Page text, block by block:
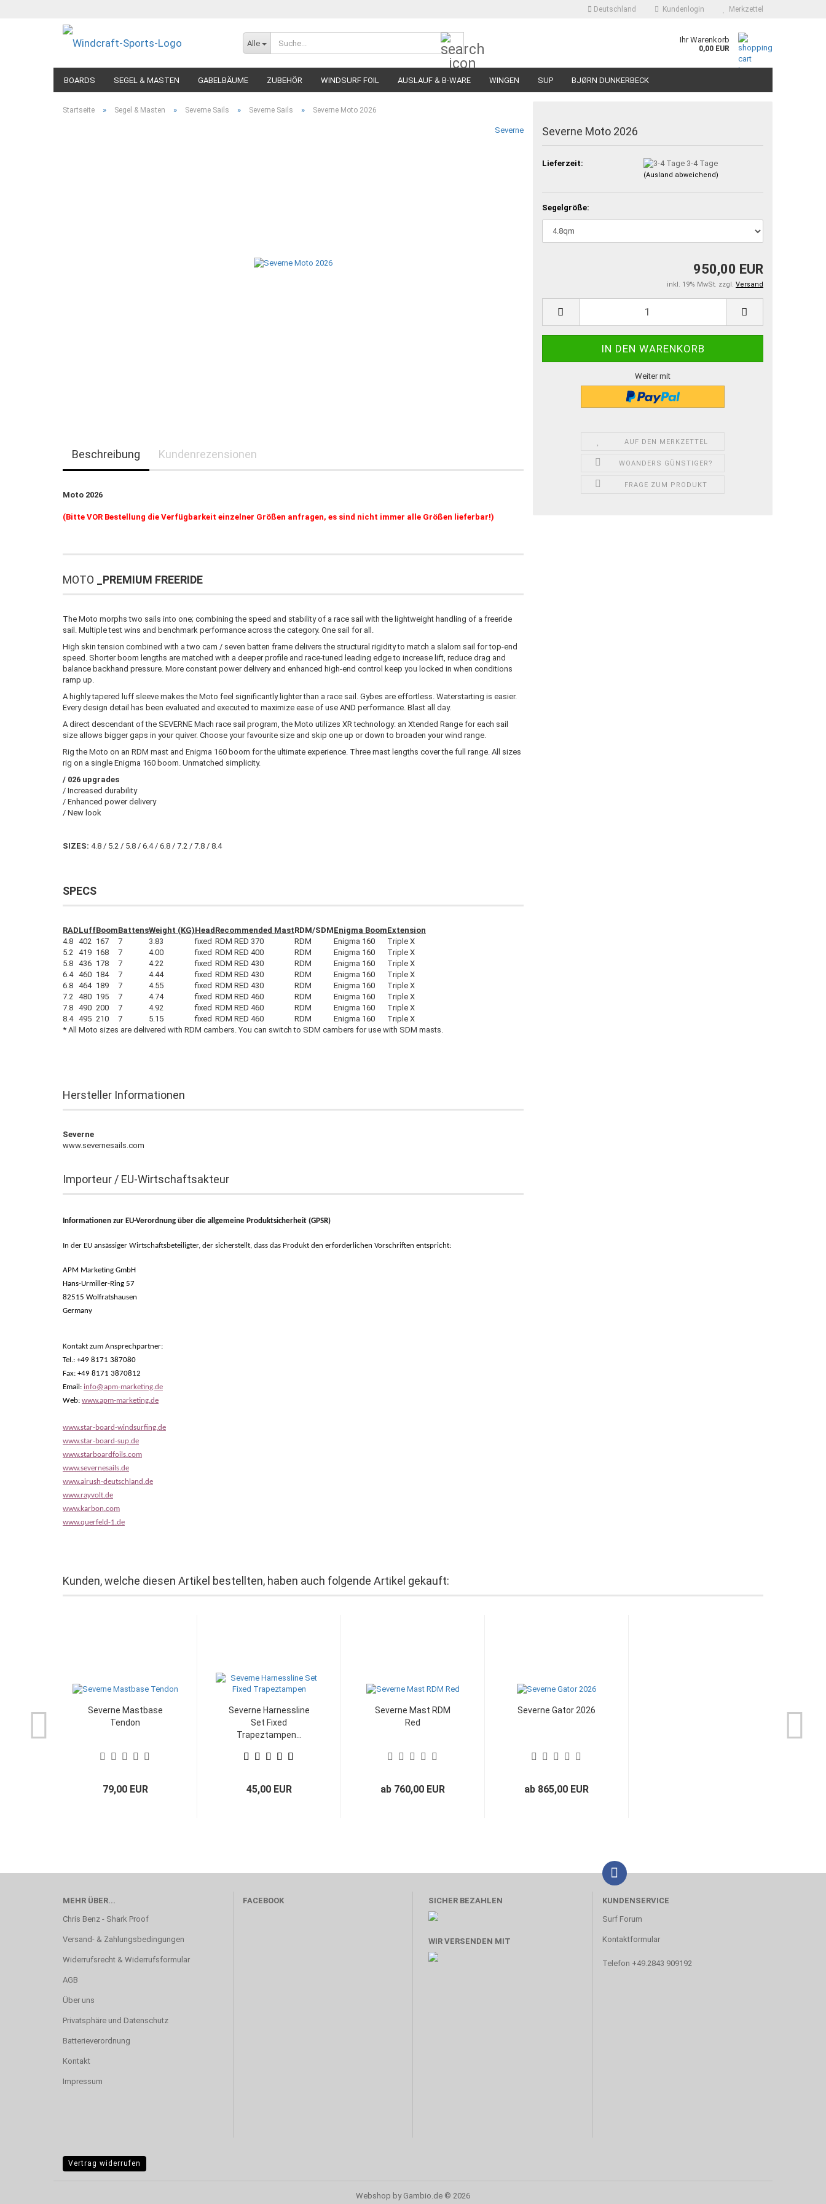
Deutschland Kundenlogin Merkzettel
Alle Ihr Warenkorb
0,00 EUR
BOARDS SEGEL & MASTEN GABELBÄUME ZUBEHÖR WINDSURF FOIL AUSLAUF & B-WARE WINGEN SUP BJØRN DUNKERBECK
Startseite » Segel & Masten » Severne Sails » Severne Sails » Severne Moto 2026
Severne Severne Moto 2026
Lieferzeit: 3-4 Tage
(Ausland abweichend)
Segelgröße:
950,00 EUR
inkl. 19% MwSt. zzgl. Versand
Weiter mit
AUF DEN MERKZETTEL
WOANDERS GÜNSTIGER?
FRAGE ZUM PRODUKT
Beschreibung Kundenrezensionen
Moto 2026
(Bitte VOR Bestellung die Verfügbarkeit einzelner Größen anfragen, es sind nicht immer alle Größen lieferbar!)
MOTO _PREMIUM FREERIDE
The Moto morphs two sails into one; combining the speed and stability of a race sail with the lightweight handling of a freeride
sail. Multiple test wins and benchmark performance across the category. One sail for all.
High skin tension combined with a two cam / seven batten frame delivers the structural rigidity to match a slalom sail for top-end
speed. Shorter boom lengths are matched with a deeper profile and race-tuned leading edge to increase lift, reduce drag and
balance backhand pressure. More constant power delivery and enhanced high-end control keep you locked in when conditions
ramp up.
A highly tapered luff sleeve makes the Moto feel significantly lighter than a race sail. Gybes are effortless. Waterstarting is easier.
Every design detail has been evaluated and executed to maximize ease of use AND performance. Blast all day.
A direct descendant of the SEVERNE Mach race sail program, the Moto utilizes XR technology: an Xtended Range for each sail
size allows bigger gaps in your quiver. Choose your favourite size and skip one up or down to broaden your wind range.
Rig the Moto on an RDM mast and Enigma 160 boom for the ultimate experience. Three mast lengths cover the full range. All sizes
rig on a single Enigma 160 boom. Unmatched simplicity.
/ 026 upgrades
/ Increased durability
/ Enhanced power delivery
/ New look
SIZES: 4.8 / 5.2 / 5.8 / 6.4 / 6.8 / 7.2 / 7.8 / 8.4
SPECS
RADLuffBoomBattensWeight (KG)Head Recommended MastRDM/SDMEnigma BoomExtension
4.8 402 167 7 3.83 fixed RDM RED 370 RDM Enigma 160
Triple X
5.2 419 168 7 4.00 fixed RDM RED 400 RDM Enigma 160
Triple X
5.8 436 178 7 4.22 fixed RDM RED 430 RDM Enigma 160
Triple X
6.4 460 184 7 4.44 fixed RDM RED 430 RDM Enigma 160
Triple X
6.8 464 189 7 4.55 fixed RDM RED 430 RDM Enigma 160
Triple X
7.2 480 195 7 4.74 fixed RDM RED 460 RDM Enigma 160
Triple X
7.8 490 200 7 4.92 fixed RDM RED 460 RDM Enigma 160
Triple X
8.4 495 210 7 5.15 fixed RDM RED 460 RDM Enigma 160
Triple X
* All Moto sizes are delivered with RDM cambers. You can switch to SDM cambers for use with SDM masts.
Hersteller Informationen
Severne
www.severnesails.com
Importeur / EU-Wirtschaftsakteur
Informationen zur EU-Verordnung über die allgemeine Produktsicherheit (GPSR)
In der EU ansässiger Wirtschaftsbeteiligter, der sicherstellt, dass das Produkt den erforderlichen Vorschriften entspricht:
APM Marketing GmbH
Hans-Urmiller-Ring 57
82515 Wolfratshausen
Germany
Kontakt zum Ansprechpartner:
Tel.: +49 8171 387080
Fax: +49 8171 3870812
Email: info@apm-marketing.de
Web: www.apm-marketing.de
www.star-board-windsurfing.de
www.star-board-sup.de
www.starboardfoils.com
www.severnesails.de
www.airush-deutschland.de
www.rayvolt.de
www.karbon.com
www.querfeld-1.de
Kunden, welche diesen Artikel bestellten, haben auch folgende Artikel gekauft:
Severne Mastbase
Tendon
79,00 EUR
Severne Harnessline
Set Fixed
Trapeztampen...
45,00 EUR
Severne Mast RDM
Red
ab 760,00 EUR
Severne Gator 2026
ab 865,00 EUR
MEHR ÜBER...
Chris Benz - Shark Proof
Versand- & Zahlungsbedingungen
Widerrufsrecht & Widerrufsformular
AGB
Über uns
Privatsphäre und Datenschutz
Batterieverordnung
Kontakt
Impressum
FACEBOOK SICHER BEZAHLEN
WIR VERSENDEN MIT
KUNDENSERVICE
Surf Forum
Kontaktformular
Telefon +49.2843 909192
Vertrag widerrufen
Webshop by Gambio.de © 2026